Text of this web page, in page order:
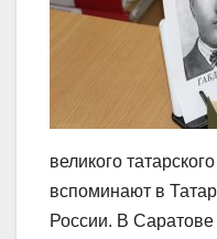
великого
вспоминают в
России. В